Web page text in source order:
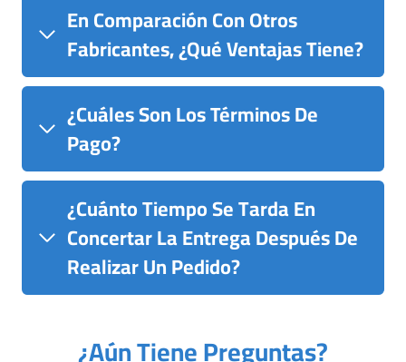
En Comparación Con Otros
Fabricantes, ¿qué Ventajas Tiene?
¿Cuáles Son Los Términos De
Pago?
¿Cuánto Tiempo Se Tarda En
Concertar La Entrega Después De
Realizar Un Pedido?
¿Aún Tiene Preguntas?